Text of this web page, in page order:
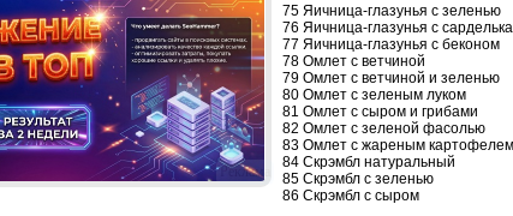
Реклама
75 Яичница-глазунья с зеленью
76 Яичница-глазунья с
77 Яичница-глазунья с беконом
78 Омлет с ветчиной
79 Омлет с ветчиной и зеленью
80 Омлет с зеленым луком
81 Омлет с сыром и грибами
82 Омлет с зеленой фасолью
83 Омлет с жареным картофелем
84 Скрэмбл натуральный
85 Скрэмбл с зеленью
86 Скрэмбл с сыром